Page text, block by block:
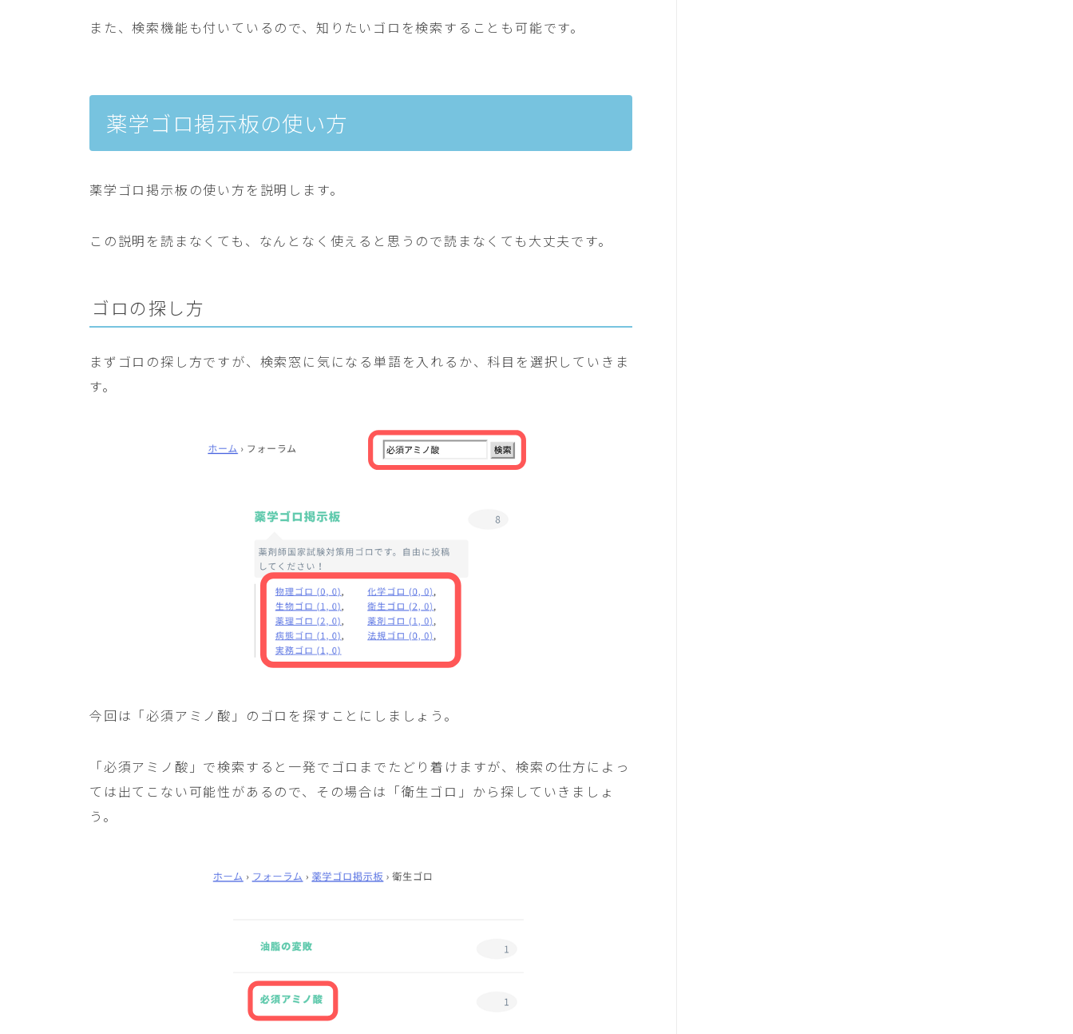
また、検索機能も付いているので、知りたいゴロを検索することも可能です。
薬学ゴロ掲示板の使い方
薬学ゴロ掲示板の使い方を説明します。
この説明を読まなくても、なんとなく使えると思うので読まなくても大丈夫です。
ゴロの探し方
まずゴロの探し方ですが、検索窓に気になる単語を入れるか、科目を選択していきま
す。
今回は「必須アミノ酸」のゴロを探すことにしましょう。
「必須アミノ酸」で検索すると一発でゴロまでたどり着けますが、検索の仕方によっ
ては出てこない可能性があるので、その場合は「衛生ゴロ」から探していきましょ
う。